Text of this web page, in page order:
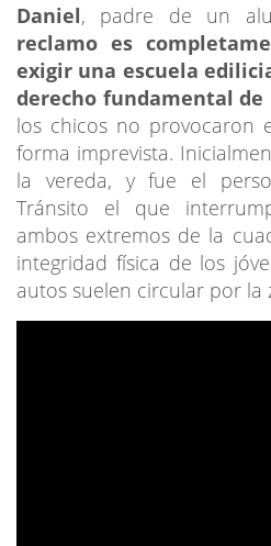
Daniel, padre de un
reclamo es
exigir una escuela
derecho fundamental de
los chicos no provocaron
forma imprevista.
la vereda, y fue el
Tránsito el que
ambos extremos de la
integridad física de los
autos suelen circular por la